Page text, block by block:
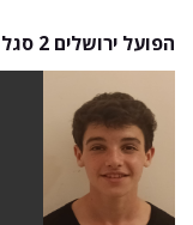
הפועל ירושלים 2 סגל הקבוצה